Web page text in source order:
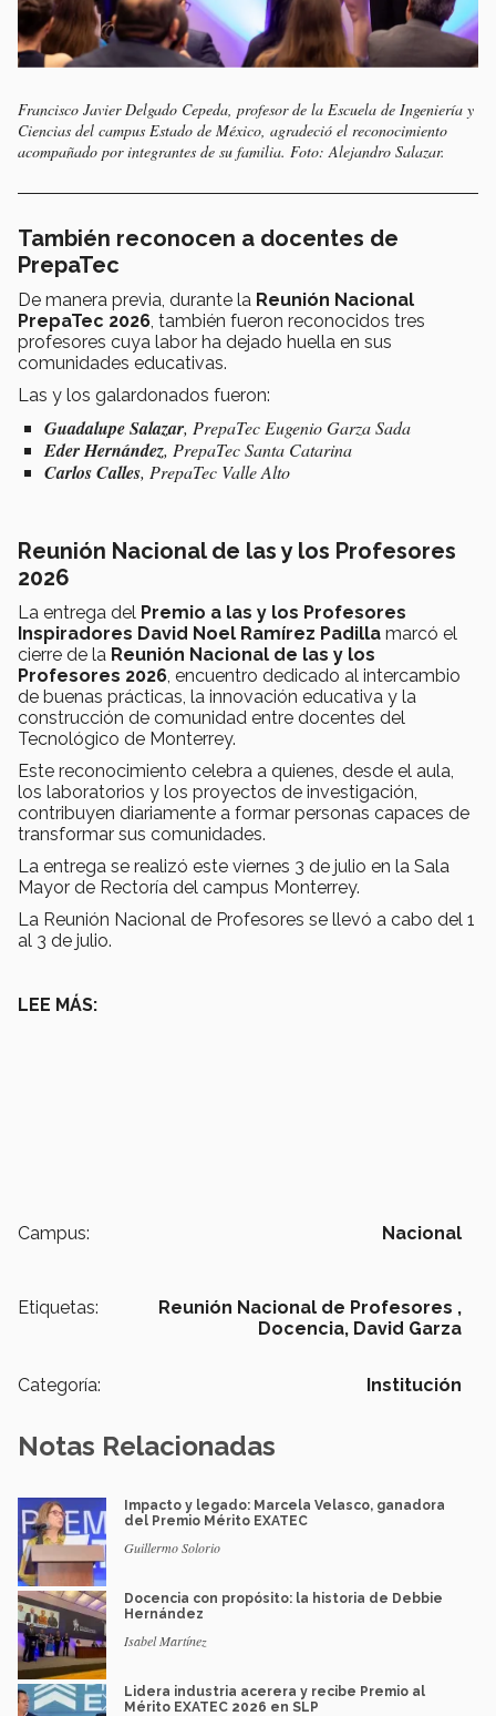
Francisco Javier Delgado Cepeda, profesor de la Escuela de Ingeniería y
Ciencias del campus Estado de México, agradeció el reconocimiento
acompañado por integrantes de su familia. Foto: Alejandro Salazar.
También reconocen a docentes de
PrepaTec
De manera previa, durante la Reunión Nacional
PrepaTec 2026 , también fueron reconocidos tres
profesores cuya labor ha dejado huella en sus
comunidades educativas.
Las y los galardonados fueron:
Guadalupe Salazar, PrepaTec Eugenio Garza Sada
Eder Hernández, PrepaTec Santa Catarina
Carlos Calles, PrepaTec Valle Alto
Reunión Nacional de las y los Profesores
2026
La entrega del Premio a las y los Profesores
Inspiradores David Noel Ramírez Padilla marcó el
cierre de la Reunión Nacional de las y los
Profesores 2026 , encuentro dedicado al intercambio
de buenas prácticas, la innovación educativa y la
construcción de comunidad entre docentes del
Tecnológico de Monterrey.
Este reconocimiento celebra a quienes, desde el aula,
los laboratorios y los proyectos de investigación,
contribuyen diariamente a formar personas capaces de
transformar sus comunidades.
La entrega se realizó este viernes 3 de julio en la Sala
Mayor de Rectoría del campus Monterrey.
La Reunión Nacional de Profesores se llevó a cabo del 1
al 3 de julio.
LEE MÁS:
Campus: Nacional
Etiquetas:
Reunión Nacional de Profesores ,
Docencia, David Garza
Categoría: Institución
Notas Relacionadas
Impacto y legado: Marcela Velasco, ganadora
del Premio Mérito EXATEC
Guillermo Solorio
Docencia con propósito: la historia de Debbie
Hernández
Isabel Martínez
Lidera industria acerera y recibe Premio al
Mérito EXATEC 2026 en SLP